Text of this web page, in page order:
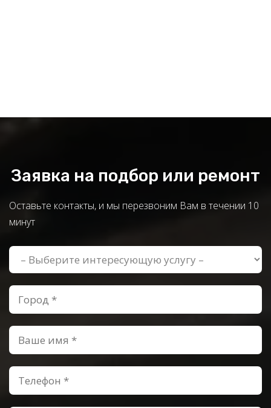
Заявка на подбор или ремонт
Оставьте контакты, и мы перезвоним Вам в течении 10
минут